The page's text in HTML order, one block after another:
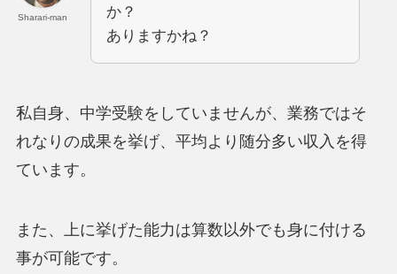
Sharari-man
か？
ありますかね？
私自身、中学受験をしていませんが、業務ではそ
れなりの成果を挙げ、平均より随分多い収入を得
ています。
また、上に挙げた能力は算数以外でも身に付ける
事が可能です。